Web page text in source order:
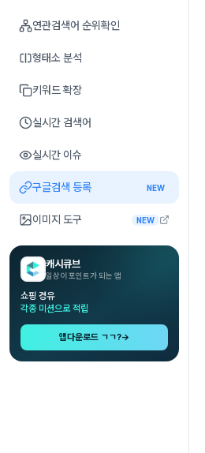
연관검색어 순위확인
형태소 분석
키워드 확장
실시간 검색어
실시간 이슈
구글검색 등록 NEW
이미지 도구 NEW
캐시큐브
일상이 포인트가 되는 앱
쇼핑 경유
각종 미션으로 적립
앱다운로드 ㄱㄱ?→